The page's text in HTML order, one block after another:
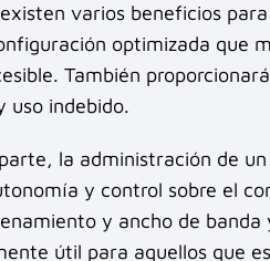
varios beneficios
optimizada que
También
uso indebido.
la administración de
y control sobre el
y ancho de banda
útil para aquellos que